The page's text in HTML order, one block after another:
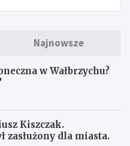
Najnowsze
w Wałbrzychu?
Kiszczak.
zasłużony dla miasta.